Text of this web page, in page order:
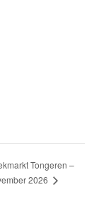
Tongeren –
2026